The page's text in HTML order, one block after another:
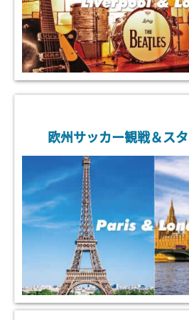
欧州サッカー観戦＆ス